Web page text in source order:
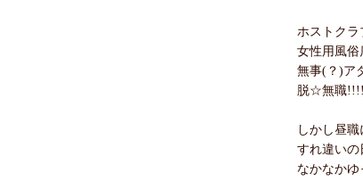
ホストクラ
女性用風
無事(？)ア
脱☆無職
しかし昼
すれ違い
なかなか